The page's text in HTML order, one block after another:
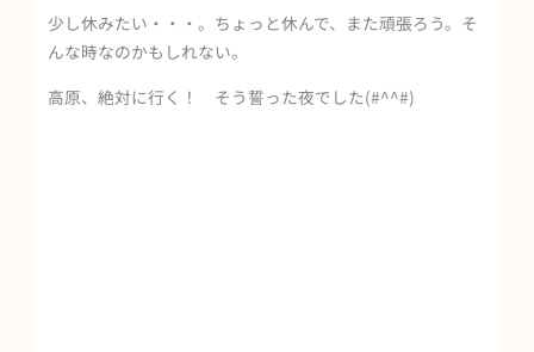
少し休みたい・・・。ちょっと休んで、また頑張ろう。そ
んな時なのかもしれない。
高原、絶対に行く！ そう誓った夜でした(#^^#)